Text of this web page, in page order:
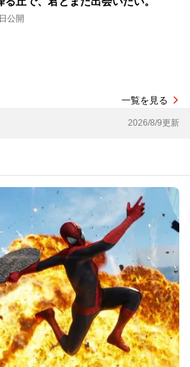
公開
一覧を見る
2026/8/9更新